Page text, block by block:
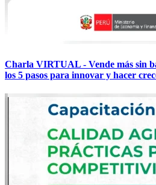
Charla VIRTUAL - Vende más sin
los 5 pasos para innovar y hacer